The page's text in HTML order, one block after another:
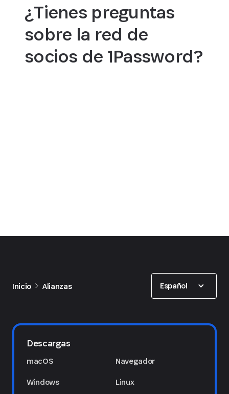
¿Tienes preguntas
sobre la red de
socios de 1Password?
Inicio Alianzas Español
Descargas
macOS
Windows
Navegador
Linux